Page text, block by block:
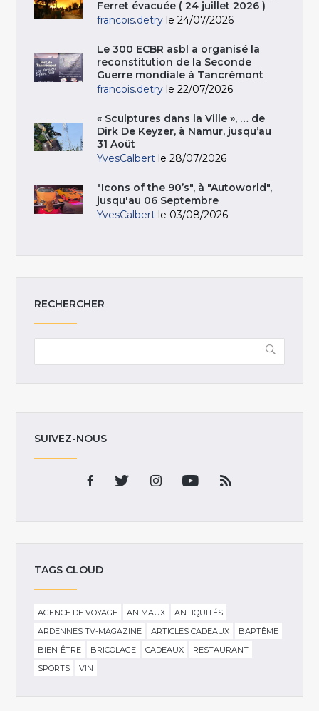
Ferret évacuée ( 24 juillet 2026 )
francois.detry le 24/07/2026
Le 300 ECBR asbl a organisé la
reconstitution de la Seconde
Guerre mondiale à Tancrémont
francois.detry le 22/07/2026
« Sculptures dans la Ville », … de
Dirk De Keyzer, à Namur, jusqu’au
31 Août
YvesCalbert le 28/07/2026
"Icons of the 90’s", à "Autoworld",
jusqu'au 06 Septembre
YvesCalbert le 03/08/2026
RECHERCHER
SUIVEZ-NOUS
TAGS CLOUD
AGENCE DE VOYAGE ANIMAUX
ANTIQUITÉS
ARDENNES TV-MAGAZINE
ARTICLES CADEAUX
BAPTÊME
BIEN-ÊTRE
BRICOLAGE CADEAUX
RESTAURANT
SPORTS
VIN